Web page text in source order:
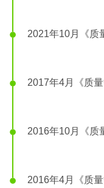
2021年10月《质
2017年4月《质
2016年10月《质
2016年4月《质